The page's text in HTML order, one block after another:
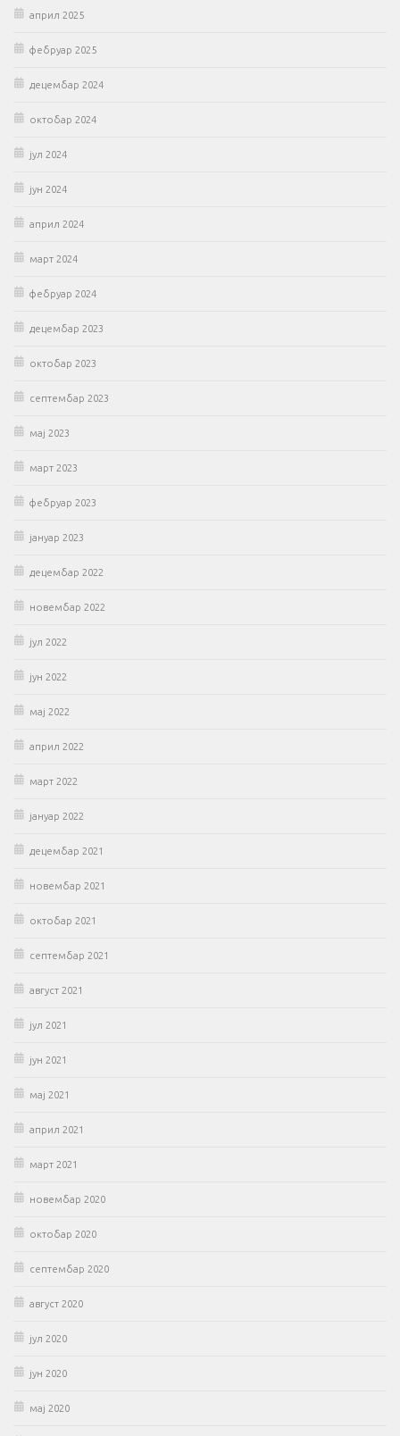
април 2025
фебруар 2025
децембар 2024
октобар 2024
јул 2024
јун 2024
април 2024
март 2024
фебруар 2024
децембар 2023
октобар 2023
септембар 2023
мај 2023
март 2023
фебруар 2023
јануар 2023
децембар 2022
новембар 2022
јул 2022
јун 2022
мај 2022
април 2022
март 2022
јануар 2022
децембар 2021
новембар 2021
октобар 2021
септембар 2021
август 2021
јул 2021
јун 2021
мај 2021
април 2021
март 2021
новембар 2020
октобар 2020
септембар 2020
август 2020
јул 2020
јун 2020
мај 2020